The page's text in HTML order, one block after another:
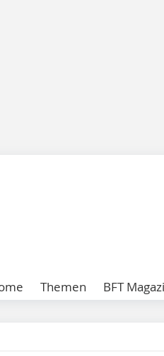
Themen BFT